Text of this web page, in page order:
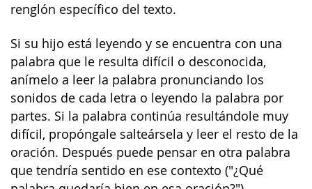
renglón específico del texto.
Si su hijo está leyendo y se encuentra con una
palabra que le resulta difícil o desconocida,
anímelo a leer la palabra pronunciando los
sonidos de cada letra o leyendo la palabra por
partes. Si la palabra continúa resultándole muy
difícil, propóngale salteársela y leer el resto de la
oración. Después puede pensar en otra palabra
que tendría sentido en ese contexto ("¿Qué